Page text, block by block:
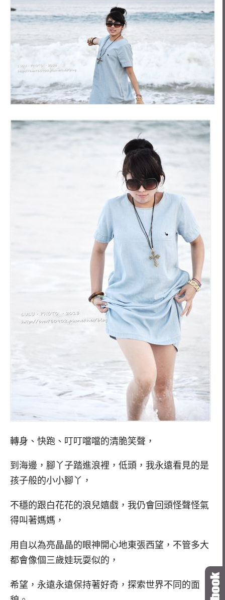
轉身、快跑、叮叮噹噹的清脆笑聲，
到海邊，腳丫子踏進浪裡，低頭，我永遠看見的是
孩子般的小小腳丫，
不穩的跟白花花的浪兒嬉戲，我仍會回頭怪聲怪氣
得叫著媽媽，
用自以為亮晶晶的眼神開心地東張西望，不管多大
都會像個三歲娃玩耍似的，
希望，永遠永遠保持著好奇，探索世界不同的面